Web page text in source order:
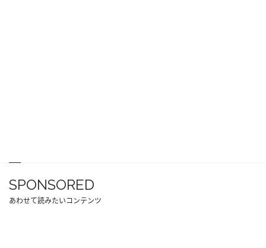
SPONSORED
あわせて読みたいコンテンツ